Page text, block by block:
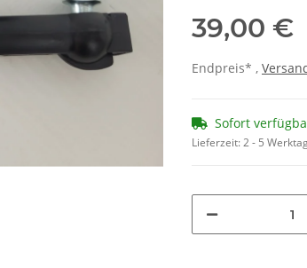
39,00 €
Endpreis* ,
Sofort
Lieferzeit:2 - 5